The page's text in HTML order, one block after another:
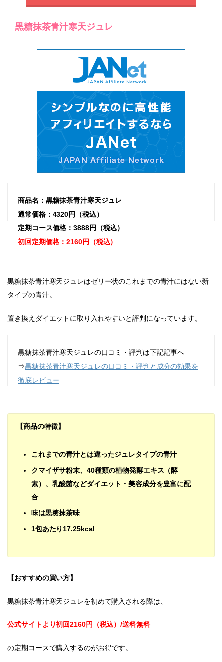
黒糖抹茶青汁寒天ジュレ
商品名：黒糖抹茶青汁寒天ジュレ
通常価格：4320円（税込）
定期コース価格：3888円（税込）
初回定期価格：2160円（税込）
黒糖抹茶青汁寒天ジュレはゼリー状のこれまでの青汁にはない新
タイプの青汁。
置き換えダイエットに取り入れやすいと評判になっています。
黒糖抹茶青汁寒天ジュレの口コミ・評判は下記記事へ
⇒黒糖抹茶青汁寒天ジュレの口コミ・評判と成分の効果を
徹底レビュー
【商品の特徴】
これまでの青汁とは違ったジュレタイプの青汁
クマイザサ粉末、40種類の植物発酵エキス（酵
素）、乳酸菌などダイエット・美容成分を豊富に配
合
味は黒糖抹茶味
1包あたり17.25kcal
【おすすめの買い方】
黒糖抹茶青汁寒天ジュレを初めて購入される際は、
公式サイトより初回2160円（税込）/送料無料
の定期コースで購入するのがお得です。